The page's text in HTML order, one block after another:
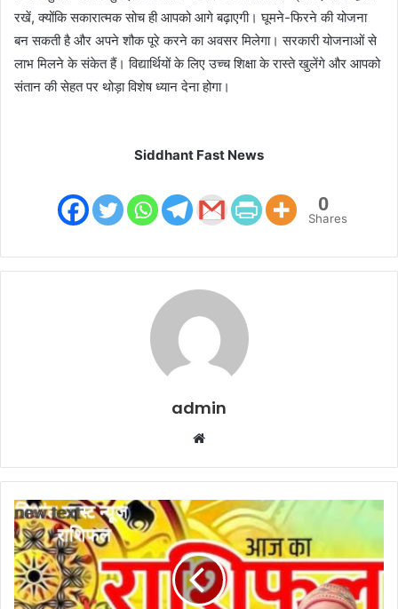
रखें, क्योंकि सकारात्मक सोच ही आपको आगे बढ़ाएगी। घूमने-फिरने की योजना
बन सकती है और अपने शौक पूरे करने का अवसर मिलेगा। सरकारी योजनाओं से
लाभ मिलने के संकेत हैं। विद्यार्थियों के लिए उच्च शिक्षा के रास्ते खुलेंगे और आपको
संतान की सेहत पर थोड़ा विशेष ध्यान देना होगा।
Siddhant Fast News
0
Shares
admin
b
s
i
t
e